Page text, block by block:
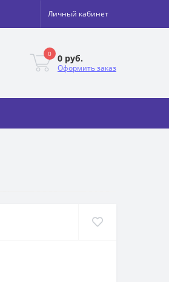
Личный кабинет
0 0 руб.
Оформить заказ